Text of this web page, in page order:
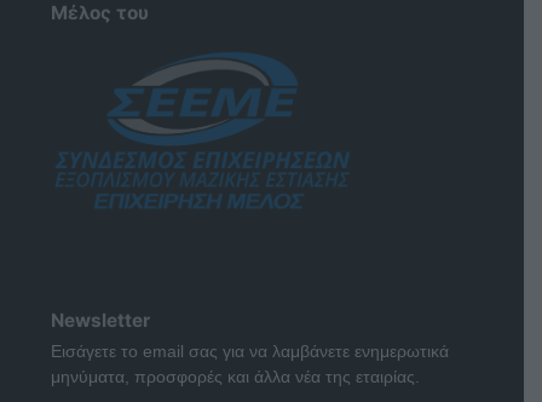
Μέλος του
Newsletter
Εισάγετε το email σας για να λαμβάνετε ενημερωτικά
μηνύματα, προσφορές και άλλα νέα της εταιρίας.